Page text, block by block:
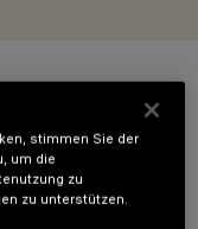
stimmen Sie der
um die
zu
zu unterstützen.